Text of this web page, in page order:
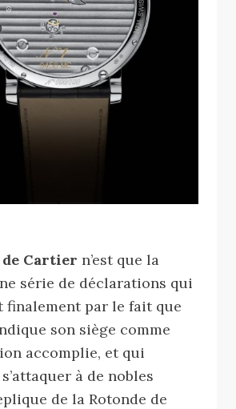
Cartier n’est que la
série de déclarations qui
finalement par le fait que
son siège comme
accomplie, et qui
à de nobles
de la Rotonde de